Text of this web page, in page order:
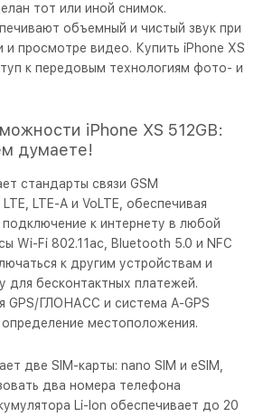
тот или иной снимок.
объемный и чистый звук при
и просмотре видео. Купить iPhone XS
к передовым технологиям фото- и
iPhone XS 512GB:
думаете!
стандарты связи GSM
LTE-A и VoLTE, обеспечивая
к интернету в любой
Wi-Fi 802.11ac, Bluetooth 5.0 и NFC
к другим устройствам и
для бесконтактных платежей.
GPS/ГЛОНАСС и система A-GPS
местоположения.
две SIM-карты: nano SIM и eSIM,
два номера телефона
Li-Ion обеспечивает до 20